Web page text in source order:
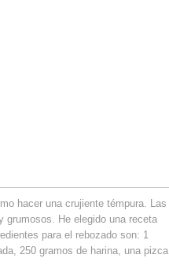
hacer una crujiente témpura. Las
grumosos. He elegido una receta
para el rebozado son: 1
250 gramos de harina, una pizca